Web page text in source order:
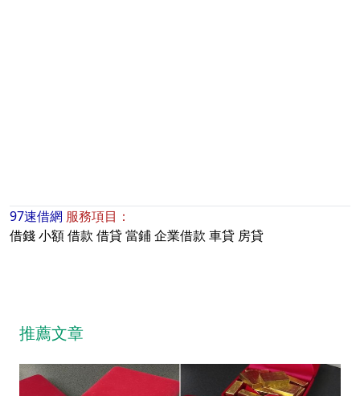
97速借網 服務項目：
借錢小額借款 借貸當鋪企業借款 車貸 房貸
推薦文章